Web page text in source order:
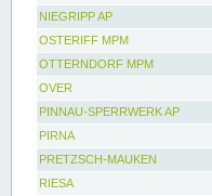
NIEGRIPP AP
OSTERIFF MPM
OTTERNDORF MPM
OVER
PINNAU-SPERRWERK AP
PIRNA
PRETZSCH-MAUKEN
RIESA